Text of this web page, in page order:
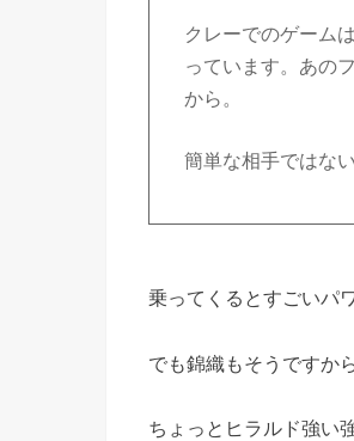
クレーでのゲーム
っています。あの
から。
簡単な相手ではな
乗ってくるとすごいパ
でも錦織もそうですか
ちょっとヒラルド強い